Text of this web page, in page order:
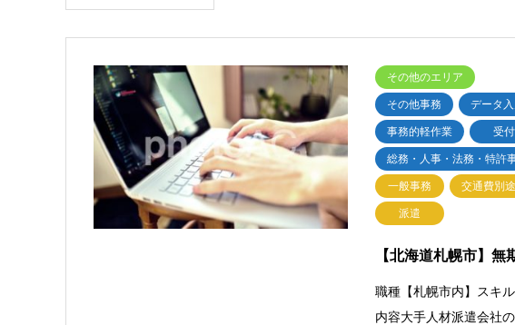
その他のエリア
その他事務 データ
事務的軽作業 受付
総務・人事・法務・特許
一般事務 交通費別
派遣
【北海道札幌市】
職種【札幌市内】スキ
内容大手人材派遣会社